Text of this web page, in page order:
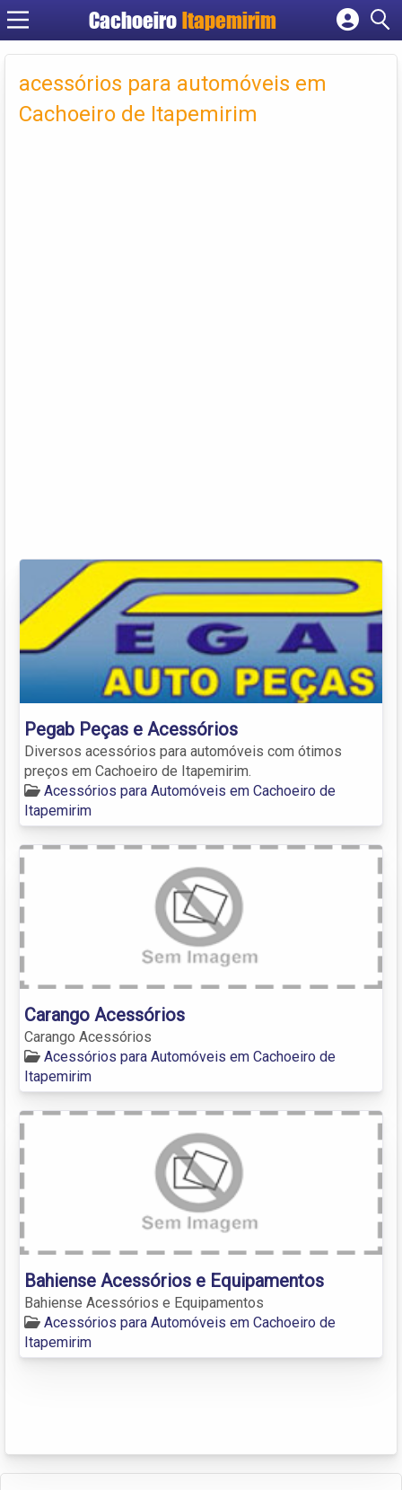
Cachoeiro Itapemirim
Cadastrar empresa
Criar conta
acessórios para automóveis em
Cachoeiro de Itapemirim
Pegab Peças e Acessórios
Diversos acessórios para automóveis com ótimos
preços em Cachoeiro de Itapemirim.
Acessórios para Automóveis em Cachoeiro de
Itapemirim
Carango Acessórios
Carango Acessórios
Acessórios para Automóveis em Cachoeiro de
Itapemirim
Bahiense Acessórios e Equipamentos
Bahiense Acessórios e Equipamentos
Acessórios para Automóveis em Cachoeiro de
Itapemirim